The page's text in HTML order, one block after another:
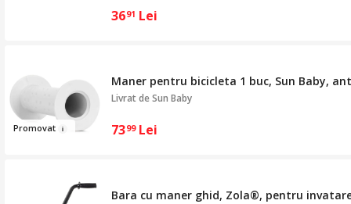
3691 Lei
Promovat
Maner pentru bicicleta 1 buc, Sun Baby,
Livrat deSun Baby
7399 Lei
Bara cu maner ghid, Zola®, pentru